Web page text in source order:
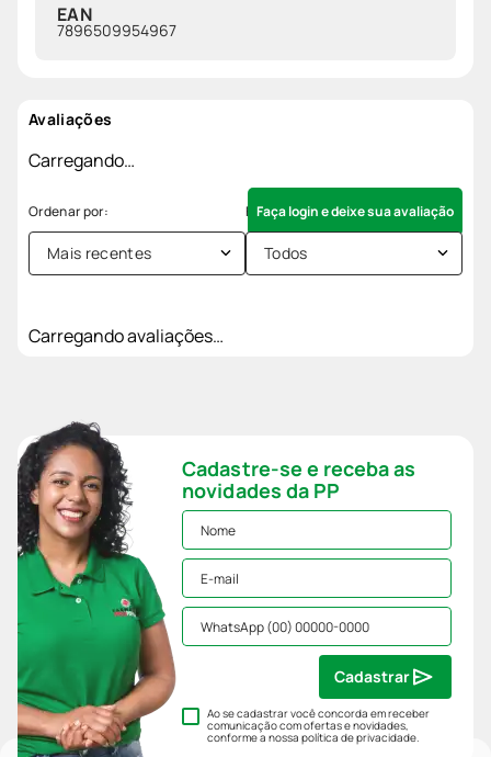
EAN
7896509954967
Avaliações
Carregando…
Faça login e deixe sua avaliação
Mais recentes Todos
Carregando avaliações…
Cadastre-se e receba as
novidades da PP
Ao se cadastrar você concorda em receber
comunicação com ofertas e novidades,
conforme a nossapolítica de privacidade.
Cadastrar